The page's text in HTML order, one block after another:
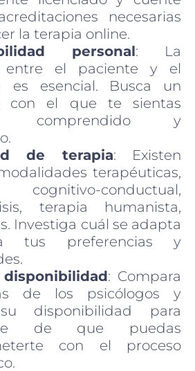
necesarias
la terapia online.
personal: La
entre el paciente y el
es esencial. Busca un
con el que te sientas
comprendido y
de terapia: Existen
terapéuticas,
conductual,
terapia humanista,
Investiga cuál se adapta
tus preferencias y
: Compara
de los psicólogos y
disponibilidad para
de que puedas
con el proceso